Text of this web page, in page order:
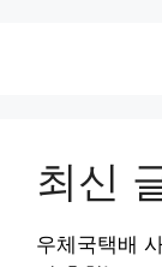
최신
우체국택배